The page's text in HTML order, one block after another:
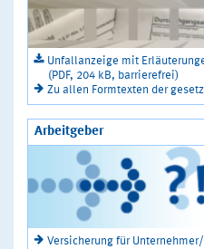
Unfallanzeige mit
(PDF, 204 kB, barrierefrei)
Zu allen Formtexten der
Arbeitgeber
Versicherung für